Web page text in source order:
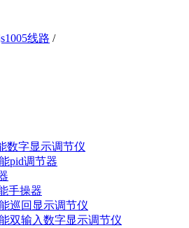
线路 /
数字显示调节仪
pid调节器
手操器
巡回显示调节仪
双输入数字显示调节仪